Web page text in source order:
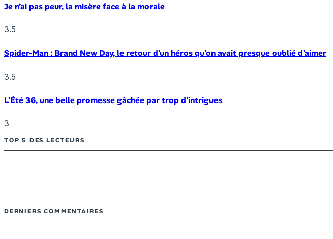
Je n’ai pas peur, la misère face à la morale
3.5
Spider-Man : Brand New Day, le retour d’un héros qu’on avait presque oublié d’aimer
3.5
L’Été 36, une belle promesse gâchée par trop d’intrigues
3
TOP 5 DES LECTEURS
DERNIERS COMMENTAIRES